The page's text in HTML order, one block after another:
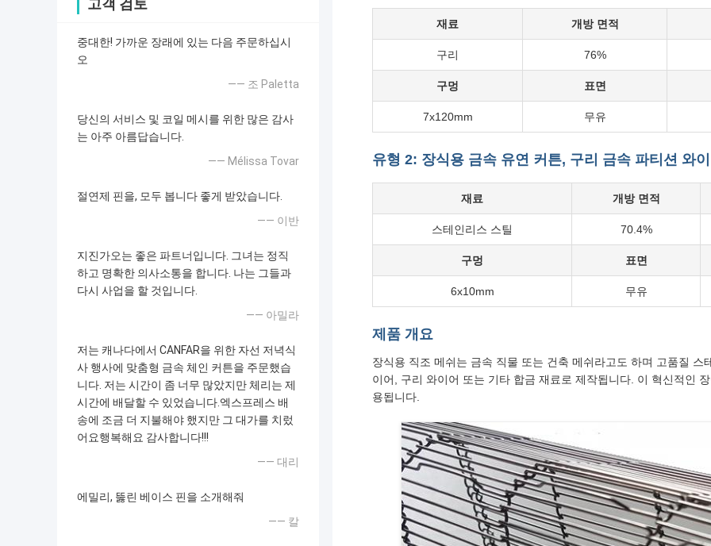
고객 검토
중대한! 가까운 장래에 있는 다음 주문하십시
오
—— 조 Paletta
당신의 서비스 및 코일 메시를 위한 많은 감사
는 아주 아름답습니다.
—— Mélissa Tovar
절연제 핀을, 모두 봅니다 좋게 받았습니다.
—— 이반
지진가오는 좋은 파트너입니다. 그녀는 정직
하고 명확한 의사소통을 합니다. 나는 그들과
다시 사업을 할 것입니다.
—— 아밀라
저는 캐나다에서 CANFAR을 위한 자선 저녁식
사 행사에 맞춤형 금속 체인 커튼을 주문했습
니다. 저는 시간이 좀 너무 많았지만 체리는 제
시간에 배달할 수 있었습니다.엑스프레스 배
송에 조금 더 지불해야 했지만 그 대가를 치렀
어요행복해요 감사합니다!!!
—— 대리
에밀리, 뚫린 베이스 핀을 소개해줘
—— 칼
재료 개방 면적
구리 76%
구멍 표면
7x120mm 무유
유형 2: 장식용 금속 유연 커튼, 구리 금속 파티션 와
재료 개방 면적
스테인리스 스틸 70.4%
구멍 표면
6x10mm 무유
제품 개요
장식용 직조 메쉬는 금속 직물 또는 건축 메쉬라고도 하며 고품질
이어, 구리 와이어 또는 기타 합금 재료로 제작됩니다. 이 혁신적인
용됩니다.